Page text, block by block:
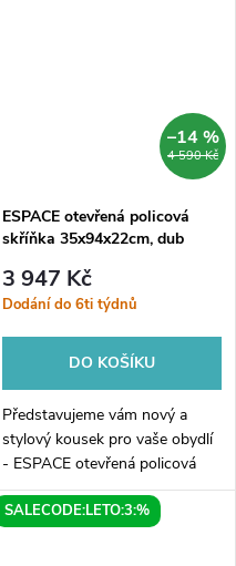
4 590 Kč
–14 %
ESPACE otevřená policová
skříňka 35x94x22cm, dub
3 947 Kč
Dodání do 6ti týdnů
DO KOŠÍKU
Představujeme vám nový a
stylový kousek pro vaše obydlí
- ESPACE otevřená policová
skříňka v rozměru
35x94x22cm, vyrobená z
SALECODE:LETO:3:%